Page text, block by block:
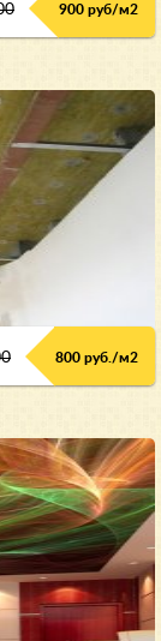
900 руб/м2
800 руб./м2